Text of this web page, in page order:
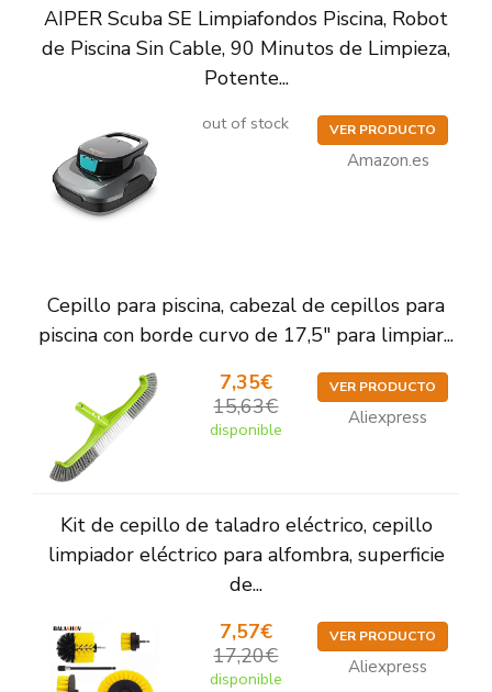
AIPER Scuba SE Limpiafondos Piscina, Robot
de Piscina Sin Cable, 90 Minutos de Limpieza,
Potente...
out of stock VER PRODUCTO
Amazon.es
Cepillo para piscina, cabezal de cepillos para
piscina con borde curvo de 17,5" para limpiar...
7,35€
15,63€
disponible
VER PRODUCTO
Aliexpress
Kit de cepillo de taladro eléctrico, cepillo
limpiador eléctrico para alfombra, superficie
de...
7,57€
17,20€
disponible
VER PRODUCTO
Aliexpress